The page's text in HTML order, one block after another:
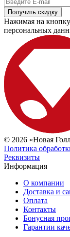
Получить скидку
Нажимая на
персональных
© 2026 «Новая
Политика
Реквизиты
Информация
О компании
Доставка и
Оплата
Контакты
Бонусная
Гарантии